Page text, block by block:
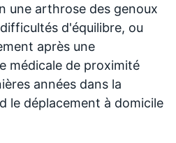
une arthrose des genoux
d'équilibre, ou
après une
médicale de proximité
années dans la
le déplacement à domicile